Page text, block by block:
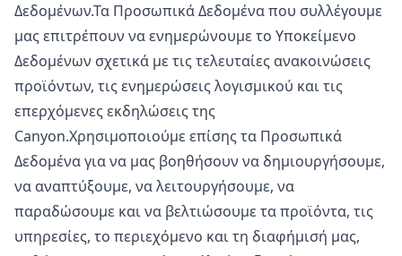
Δεδομένων.Τα Προσωπικά Δεδομένα που συλλέγουμε
μας επιτρέπουν να ενημερώνουμε το Υποκείμενο
Δεδομένων σχετικά με τις τελευταίες ανακοινώσεις
προϊόντων, τις ενημερώσεις λογισμικού και τις
επερχόμενες εκδηλώσεις της
Canyon.Χρησιμοποιούμε επίσης τα Προσωπικά
Δεδομένα για να μας βοηθήσουν να δημιουργήσουμε,
να αναπτύξουμε, να λειτουργήσουμε, να
παραδώσουμε και να βελτιώσουμε τα προϊόντα, τις
υπηρεσίες, το περιεχόμενο και τη διαφήμισή μας,